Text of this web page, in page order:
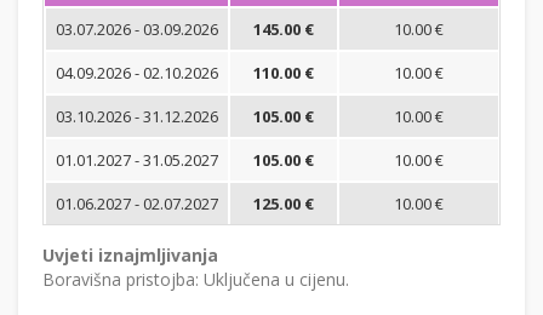
03.07.2026 - 03.09.2026
145.00 €
10.00 €
04.09.2026 - 02.10.2026
110.00 €
10.00 €
03.10.2026 - 31.12.2026
105.00 €
10.00 €
01.01.2027 - 31.05.2027
105.00 €
10.00 €
01.06.2027 - 02.07.2027
125.00 € 10.00 €
Uvjeti iznajmljivanja
Boravišna pristojba: Uključena u cijenu.